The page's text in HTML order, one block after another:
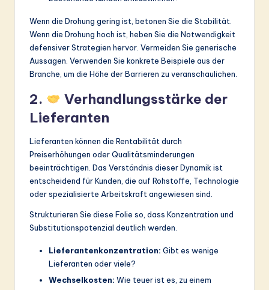
Wenn die Drohung gering ist, betonen Sie die Stabilität.
Wenn die Drohung hoch ist, heben Sie die Notwendigkeit
defensiver Strategien hervor. Vermeiden Sie generische
Aussagen. Verwenden Sie konkrete Beispiele aus der
Branche, um die Höhe der Barrieren zu veranschaulichen.
2.
Verhandlungsstärke der
Lieferanten
Lieferanten können die Rentabilität durch
Preiserhöhungen oder Qualitätsminderungen
beeinträchtigen. Das Verständnis dieser Dynamik ist
entscheidend für Kunden, die auf Rohstoffe, Technologie
oder spezialisierte Arbeitskraft angewiesen sind.
Strukturieren Sie diese Folie so, dass Konzentration und
Substitutionspotenzial deutlich werden.
Lieferantenkonzentration: Gibt es wenige
Lieferanten oder viele?
Wechselkosten: Wie teuer ist es, zu einem